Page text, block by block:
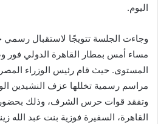
اليوم.
وجاءت الجلسة تتويجًا لاستقبال رسمي
مساء أمس بمطار القاهرة الدولي فور
المستوى. حيث قام رئيس الوزراء
مراسم رسمية تخللها عزف النشيدين
وتفقد قوات حرس الشرف، وذلك
القاهرة، السفيرة فوزية بنت عبد الله